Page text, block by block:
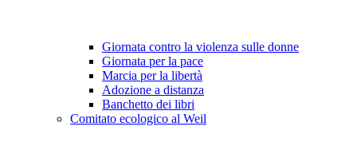
Giornata contro la violenza sulle donne
Giornata per la pace
Marcia per la libertà
Adozione a distanza
Banchetto dei libri
Comitato ecologico al Weil